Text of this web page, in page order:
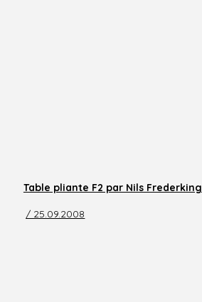
Table pliante F2 par Nils Frederking
/ 25.09.2008